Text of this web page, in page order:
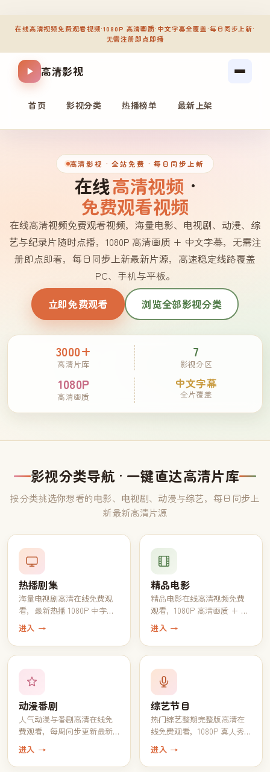
在线高清视频免费观看视频·1080P 高清画质·中文字幕全覆盖·每日同步上新·
无需注册即点即播
高清影视
首页 影视分类 热播榜单 最新上架
高清影视 · 全站免费 · 每日同步上新
在线高清视频 ·
免费观看视频
在线高清视频免费观看视频，海量电影、电视剧、动漫、综
艺与纪录片随时点播，1080P 高清画质 + 中文字幕，无需注
册即点即看，每日同步上新最新片源，高速稳定线路覆盖
PC、手机与平板。
立即免费观看 浏览全部影视分类
3000+
高清片库
7
影视分区
1080P
高清画质
中文字幕
全片覆盖
影视分类导航 · 一键直达高清片库
按分类挑选你想看的电影、电视剧、动漫与综艺，每日同步上
新最新高清片源
热播剧集
海量电视剧高清在线免费观
看，最新热播 1080P 中字完
结全集一键追完
进入 →
精品电影
精品电影在线高清视频免费
观看，1080P 高清画质 + 中
文字幕一键播放
进入 →
动漫番剧
人气动漫与番剧高清在线免
费观看，每周同步更新最新
一话
进入 →
综艺节目
热门综艺整期完整版高清在
线免费观看，1080P 真人秀
脱口秀全收录
进入 →